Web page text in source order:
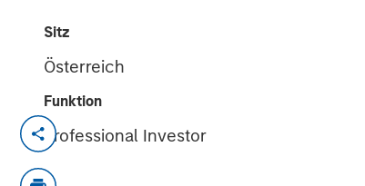
Sitz
Österreich
Funktion
Professional Investor
NEW YORK – April 29, 2026